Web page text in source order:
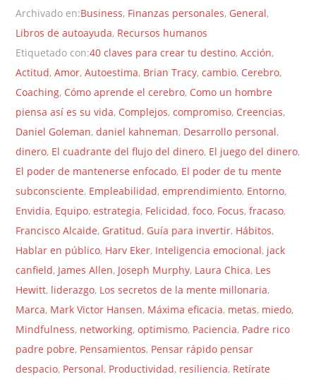
Archivado en:Business, Finanzas personales, General,
Libros de autoayuda, Recursos humanos
Etiquetado con:40 claves para crear tu destino,Acción,
Actitud,Amor,Autoestima, Brian Tracy,cambio, Cerebro,
Coaching, Cómo aprende el cerebro, Como un hombre
piensa así es su vida, Complejos,compromiso, Creencias,
Daniel Goleman,daniel kahneman, Desarrollo personal,
dinero, El cuadrante del flujo del dinero, El juego del dinero,
El poder de mantenerse enfocado, El poder de tu mente
subconsciente, Empleabilidad,emprendimiento, Entorno,
Envidia, Equipo,estrategia, Felicidad,foco, Focus,fracaso,
Francisco Alcaide, Gratitud, Guía para invertir, Hábitos,
Hablar en público, Harv Eker, Inteligencia emocional, jack
canfield, James Allen, Joseph Murphy, Laura Chica, Les
Hewitt, liderazgo, Los secretos de la mente millonaria,
Marca, Mark Victor Hansen, Máxima eficacia, metas, miedo,
Mindfulness, networking,optimismo, Paciencia, Padre rico
padre pobre, Pensamientos, Pensar rápido pensar
despacio, Personal, Productividad, resiliencia, Retírate